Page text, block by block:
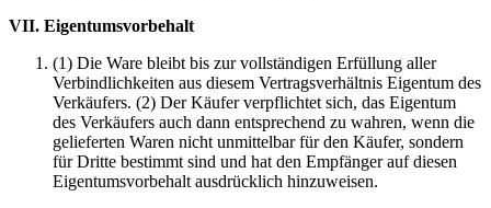
VII. Eigentumsvorbehalt
(1) Die Ware bleibt bis zur vollständigen Erfüllung aller
Verbindlichkeiten aus diesem Vertragsverhältnis Eigentum des
Verkäufers. (2) Der Käufer verpflichtet sich, das Eigentum
des Verkäufers auch dann entsprechend zu wahren, wenn die
gelieferten Waren nicht unmittelbar für den Käufer, sondern
für Dritte bestimmt sind und hat den Empfänger auf diesen
Eigentumsvorbehalt ausdrücklich hinzuweisen.